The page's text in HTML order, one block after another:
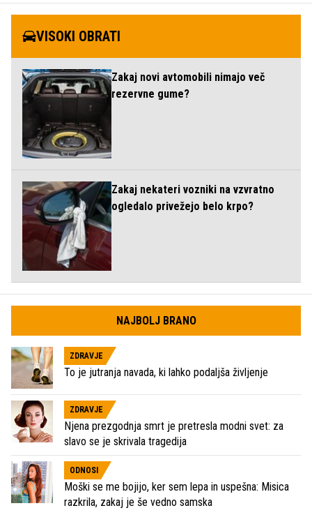
VISOKI OBRATI
Zakaj novi avtomobili nimajo več
rezervne gume?
Zakaj nekateri vozniki na vzvratno
ogledalo privežejo belo krpo?
NAJBOLJ BRANO
ZDRAVJE
To je jutranja navada, ki lahko podaljša življenje
ZDRAVJE
Njena prezgodnja smrt je pretresla modni svet: za
slavo se je skrivala tragedija
ODNOSI
Moški se me bojijo, ker sem lepa in uspešna: Misica
razkrila, zakaj je še vedno samska